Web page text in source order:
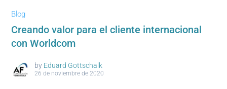
Blog
Creando valor para el cliente internacional
con Worldcom
by Eduard Gottschalk
26 de noviembre de 2020